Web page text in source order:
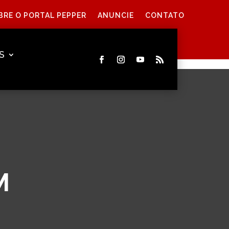
O PORTAL PEPPER ANUNCIE CONTATO